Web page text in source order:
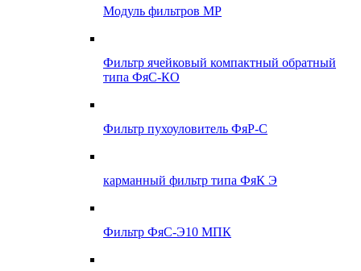
Модуль фильтров МР
Фильтр ячейковый компактный обратный
типа ФяС-КО
Фильтр пухоуловитель ФяР-С
карманный фильтр типа ФяК Э
Фильтр ФяС-Э10 МПК